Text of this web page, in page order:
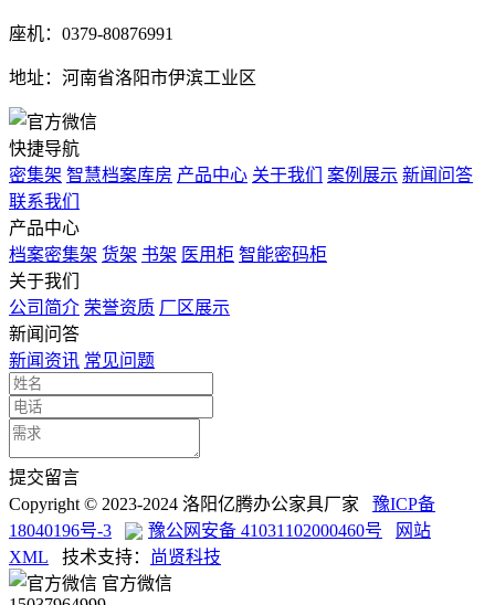
座机：0379-80876991
地址：河南省洛阳市伊滨工业区
快捷导航
密集架 智慧档案库房 产品中心 关于我们 案例展示 新闻问答
联系我们
产品中心
档案密集架 货架 书架 医用柜 智能密码柜
关于我们
公司简介 荣誉资质 厂区展示
新闻问答
新闻资讯 常见问题
提交留言
Copyright © 2023-2024 洛阳亿腾办公家具厂家 豫ICP备
18040196号-3
豫公网安备 41031102000460号
网站
XML 技术支持：
尚贤科技
官方微信